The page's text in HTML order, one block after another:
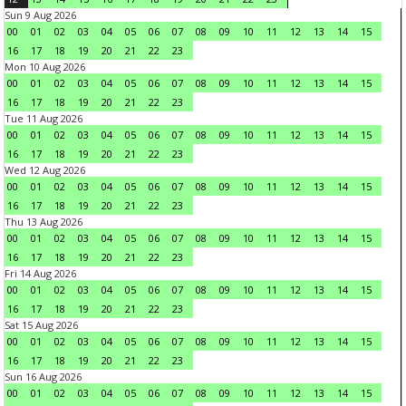
Sun 9 Aug 2026
00
01 02 03 04 05 06 07 08 09 10 11 12 13 14
15
16
17 18 19 20 21 22
23
Mon 10 Aug 2026
00
01 02 03 04 05 06 07 08 09 10 11 12 13 14
15
16
17 18 19 20 21 22
23
Tue 11 Aug 2026
00
01 02 03 04 05 06 07 08 09 10 11 12 13 14
15
16
17 18 19 20 21 22
23
Wed 12 Aug 2026
00
01 02 03 04 05 06 07 08 09 10 11 12 13 14
15
16
17 18 19 20 21 22
23
Thu 13 Aug 2026
00
01 02 03 04 05 06 07 08 09 10 11 12 13 14
15
16
17 18 19 20 21 22
23
Fri 14 Aug 2026
00
01 02 03 04 05 06 07 08 09 10 11 12 13 14
15
16
17 18 19 20 21 22
23
Sat 15 Aug 2026
00
01 02 03 04 05 06 07 08 09 10 11 12 13 14
15
16
17 18 19 20 21 22
23
Sun 16 Aug 2026
00
01 02 03 04 05 06 07 08 09 10 11 12 13 14
15